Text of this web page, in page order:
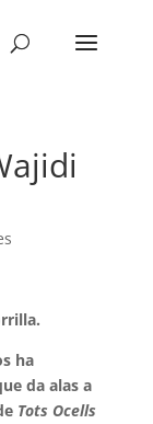
ha
da alas a
Tots Ocells